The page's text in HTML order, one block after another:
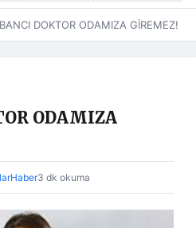
DOKTOR ODAMIZA GİREMEZ!
ODAMIZA
3 dk okuma